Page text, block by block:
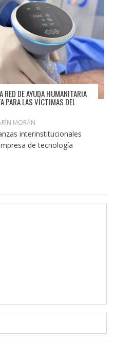
RED DE AYUDA HUMANITARIA
PARA LAS VÍCTIMAS DEL
MORÁN
interinstitucionales
de tecnología